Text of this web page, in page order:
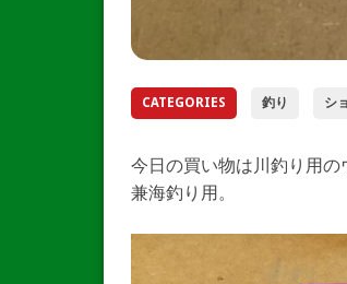
CATEGORIES 釣り シ
今日の買い物は川釣り用
兼海釣り用。